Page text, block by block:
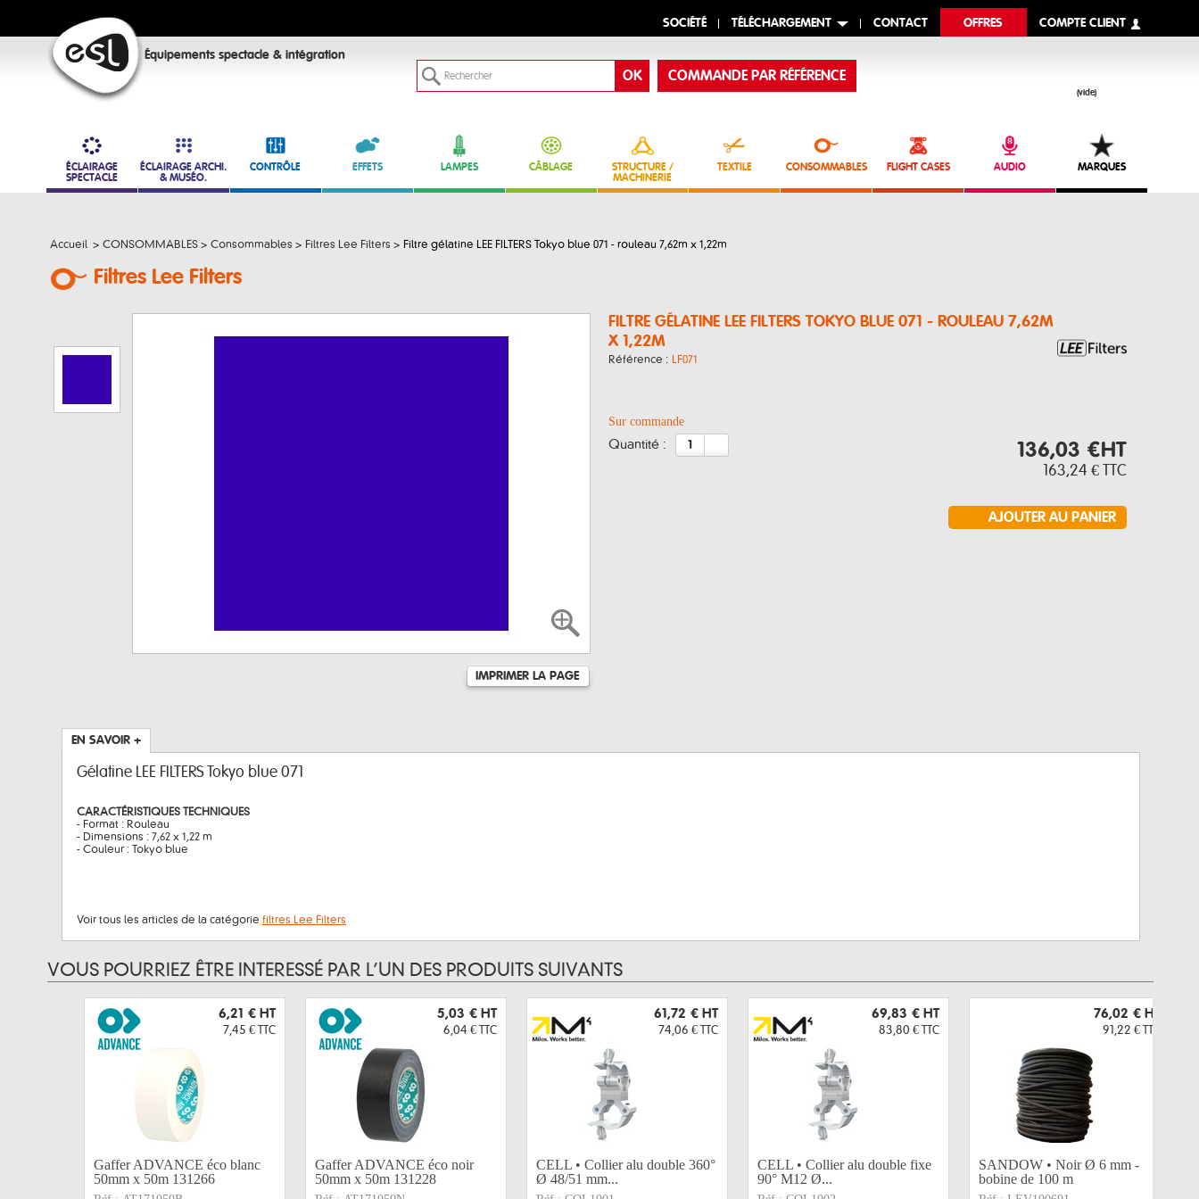
SOCIÉTÉ TÉLÉCHARGEMENT CONTACT OFFRES COMPTE CLIENT
Équipements spectacle & intégration
(vide)
COMMANDE PAR RÉFÉRENCE
ÉCLAIRAGE
SPECTACLE
ÉCLAIRAGE ARCHI.
& MUSÉO.
CONTRÔLE EFFETS LAMPES CÂBLAGE
STRUCTURE /
MACHINERIE
TEXTILE CONSOMMABLES FLIGHT CASES AUDIO MARQUES
Accueil > CONSOMMABLES > Consommables > Filtres Lee Filters > Filtre gélatine LEE FILTERS Tokyo blue 071 - rouleau 7,62m x 1,22m
Filtres Lee Filters
IMPRIMER LA PAGE
FILTRE GÉLATINE LEE FILTERS TOKYO BLUE 071 - ROULEAU 7,62M
X 1,22M
Référence : LF071
Sur commande
quantité : 136,03 €HT
163,24 € TTC
EN SAVOIR +
Gélatine LEE FILTERS Tokyo blue 071
CARACTÉRISTIQUES TECHNIQUES
- Format : Rouleau
- Dimensions : 7,62 x 1,22 m
- Couleur : Tokyo blue
Voir tous les articles de la catégorie filtres Lee Filters
VOUS POURRIEZ ÊTRE INTERESSÉ PAR L’UN DES PRODUITS SUIVANTS
6,21 € HT
7,45 € TTC
Gaffer ADVANCE éco blanc
50mm x 50m 131266
5,03 € HT
6,04 € TTC
Gaffer ADVANCE éco noir
50mm x 50m 131228
61,72 € HT
74,06 € TTC
CELL • Collier alu double 360°
Ø 48/51 mm...
69,83 € HT
83,80 € TTC
CELL • Collier alu double fixe
90° M12 Ø...
76,02 € HT
91,22 € TTC
SANDOW • Noir Ø 6 mm -
bobine de 100 m